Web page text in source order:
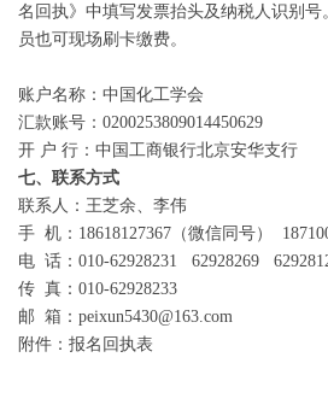
名回执》中填写发票抬头及纳税人识别号
员也可现场刷卡缴费。
账户名称：中国化工学会
汇款账号：0200253809014450629
开 户 行：中国工商银行北京安华支行
七、联系方式
联系人：王芝余、李伟
手 机：18618127367（微信同号）
电 话：010-62928231 62928269
传 真：010-62928233
邮 箱：peixun5430@163.com
附件：报名回执表